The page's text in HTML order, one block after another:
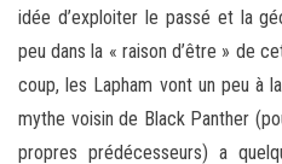
idée d’exploiter le passé et la
peu dans la « raison d’être » de
coup, les Lapham vont un peu à
mythe voisin de Black Panther
propres prédécesseurs) a